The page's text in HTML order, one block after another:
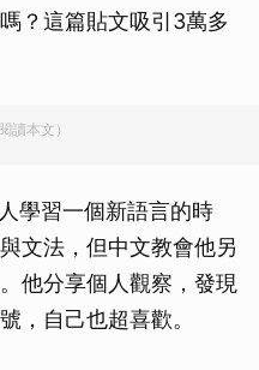
？這篇貼文吸引3萬多
讀本文）
學習一個新語言的時
文法，但中文教會他另
他分享個人觀察，發現
，自己也超喜歡。